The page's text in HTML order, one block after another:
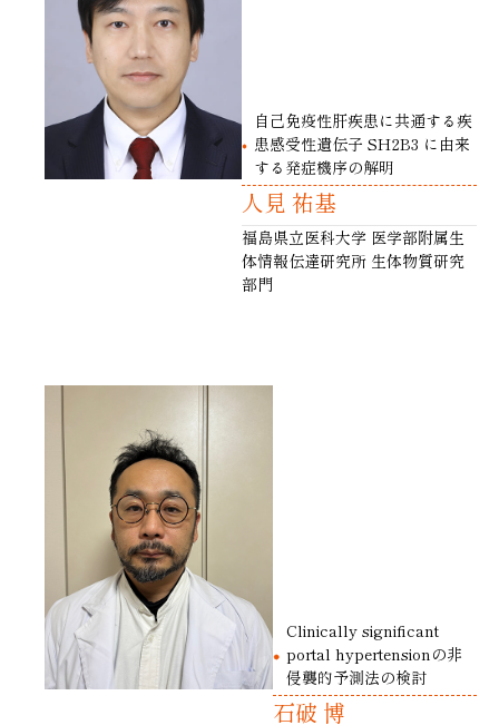
自己免疫性肝疾患に共通する疾
患感受性遺伝子 SH2B3 に由来
する発症機序の解明
人見 祐基
福島県立医科大学 医学部附属生
体情報伝達研究所 生体物質研究
部門
Clinically significant
portal hypertensionの非
侵襲的予測法の検討
石破 博